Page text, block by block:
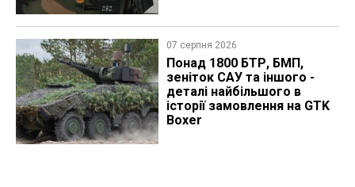
07 серпня 2026
Понад 1800 БТР, БМП,
зеніток САУ та іншого -
деталі найбільшого в
історії замовлення на GTK
Boxer